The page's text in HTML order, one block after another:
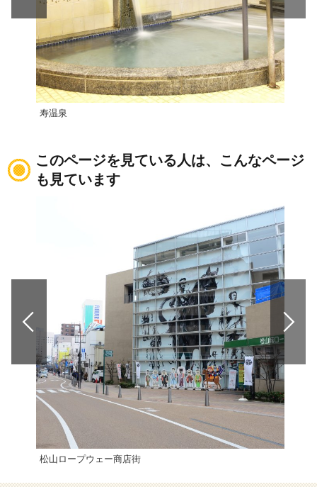
寿温泉
このページを見ている人は、こんなページ
も見ています
松山ロープウェー商店街